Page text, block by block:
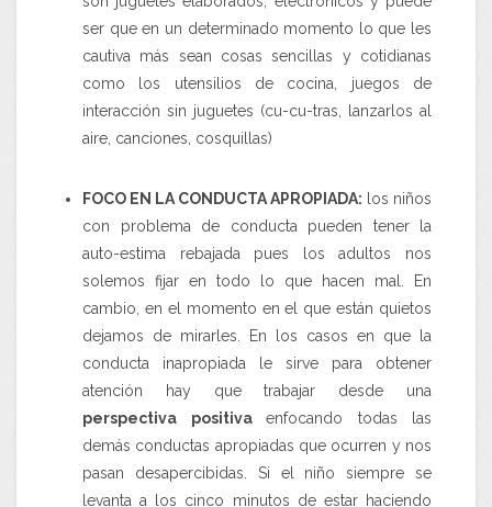
ser que en un determinado momento lo que les
cautiva más sean cosas sencillas y cotidianas
como los utensilios de cocina, juegos de
interacción sin juguetes (cu-cu-tras, lanzarlos al
aire, canciones, cosquillas)
FOCO EN LA CONDUCTA APROPIADA: los niños
con problema de conducta pueden tener la
auto-estima rebajada pues los adultos nos
solemos fijar en todo lo que hacen mal. En
cambio, en el momento en el que están quietos
dejamos de mirarles. En los casos en que la
conducta inapropiada le sirve para obtener
atención
hay que trabajar desde una
perspectiva positiva enfocando todas las
demás conductas apropiadas que ocurren y nos
pasan desapercibidas . Si el niño siempre se
levanta a los cinco minutos de estar haciendo